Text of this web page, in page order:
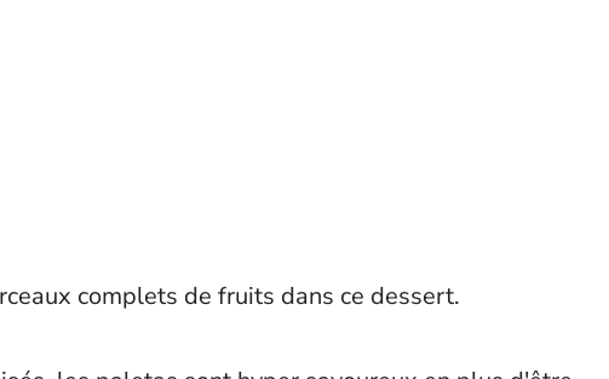
complets de fruits dans ce dessert.